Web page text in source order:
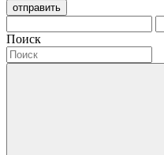
отправить
Поиск